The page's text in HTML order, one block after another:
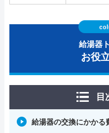
給湯器
お役
給湯器の交換にかかる